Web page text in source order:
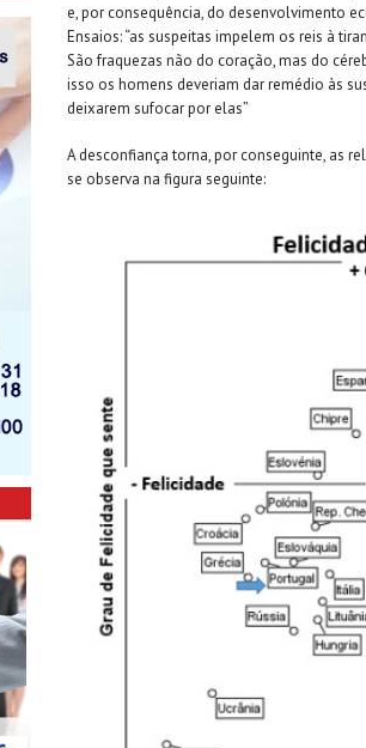
e, por consequência, do desenvolvimento
Ensaios: “as suspeitas impelem os reis à
São fraquezas não do coração, mas do
isso os homens deveriam dar remédio às
deixarem sufocar por elas”
A desconfiança torna, por conseguinte, as
se observa na figura seguinte: